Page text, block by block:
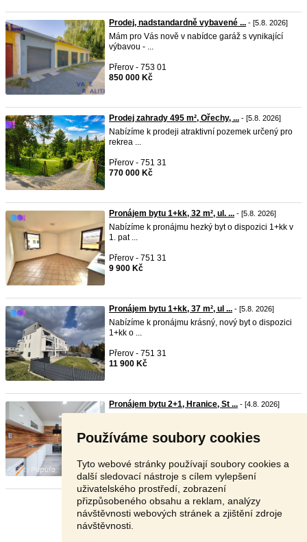
Používáme soubory cookies
Tyto webové stránky používají soubory cookies a
další sledovací nástroje s cílem vylepšení
uživatelského prostředí, zobrazení
přizpůsobeného obsahu a reklam, analýzy
návštěvnosti webových stránek a zjištění zdroje
návštěvnosti.
Prodej, nadstandardně vybavené ... - [5.8. 2026]
Mám pro Vás nově v nabídce garáž s vynikající
výbavou - ...
Přerov - 753 01
850 000 Kč
Prodej zahrady 495 m², Ořechy, ... - [5.8. 2026]
Nabízíme k prodeji atraktivní pozemek určený pro
rekrea ...
Přerov - 751 31
770 000 Kč
Pronájem bytu 1+kk, 32 m², ul. ... - [5.8. 2026]
Nabízíme k pronájmu hezký byt o dispozici 1+kk v
1. pat ...
Přerov - 751 31
9 900 Kč
Pronájem bytu 1+kk, 37 m², ul ... - [5.8. 2026]
Nabízíme k pronájmu krásný, nový byt o dispozici
1+kk o ...
Přerov - 751 31
11 900 Kč
Pronájem bytu 2+1, Hranice, St ... - [4.8. 2026]
12 000 Kč
Stránka: 1 2 3 Další